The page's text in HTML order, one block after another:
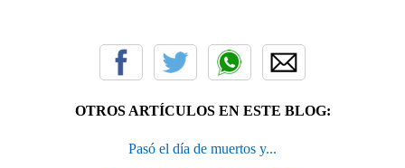
OTROS ARTÍCULOS EN ESTE BLOG:
Pasó el día de muertos y...